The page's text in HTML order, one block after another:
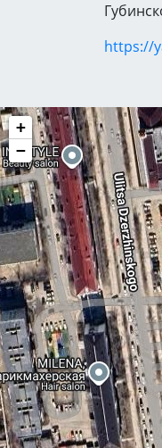
https://
+
−